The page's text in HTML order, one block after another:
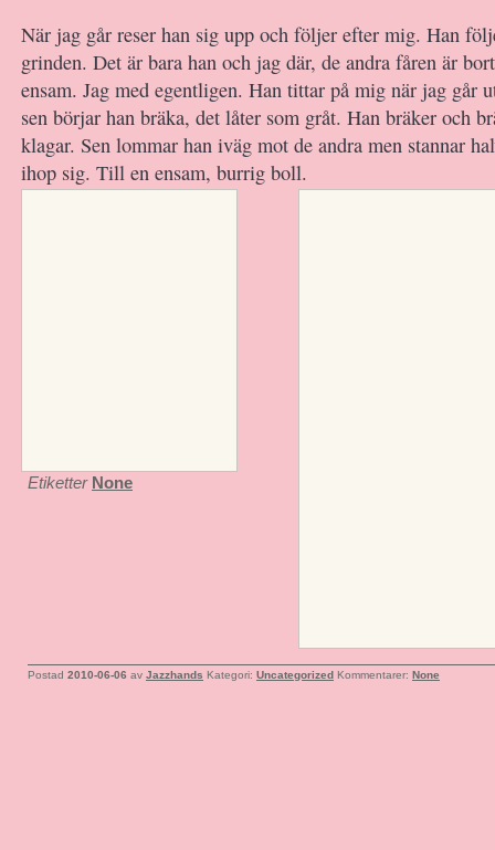
När jag går reser han sig upp och följer efter mig. Han
grinden. Det är bara han och jag där, de andra fåren är
ensam. Jag med egentligen. Han tittar på mig när jag går
sen börjar han bräka, det låter som gråt. Han bräker och
klagar. Sen lommar han iväg mot de andra men stannar
ihop sig. Till en ensam, burrig boll.
Postad 2010-06-06 av Jazzhands Kategori: Uncategorized Kommentarer: None
Etiketter None